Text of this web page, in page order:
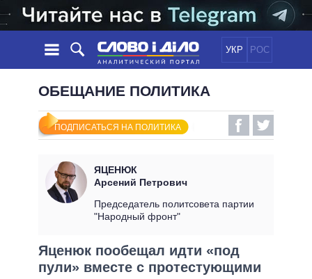
УКР РОС
НОВОСТИ
ЛЕНТА
СОБЫТИЯ
СТАТЬИ
МНЕНИЯ
ОБЗОРЫ
ДАЙДЖЕСТЫ
ПОЛИТИКА
ЭКОНОМИКА
МИР
ОБЕЩАНИЯ
ВСЕ ПОЛИТИКИ
ПРЕЗИДЕНТ И ОФИС
ВЕРХОВНАЯ РАДА
ГЛАВЫ ОБЛАДМИНИСТРАЦИЙ
ИНФОГРАФИКА
ВИДЕО
СРАВНЕНИЕ ПОЛИТИКОВ
ОБЕЩАНИЕ ПОЛИТИКА
ПОДПИСАТЬСЯ НА ПОЛИТИКА
ЯЦЕНЮК
Арсений Петрович
Председатель политсовета партии
"Народный фронт"
Яценюк пообещал идти «под
пули» вместе с протестующими